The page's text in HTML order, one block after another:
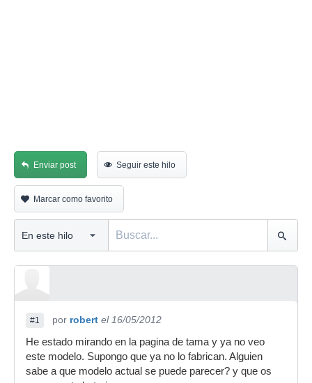
Enviar post Seguir este hilo
Marcar como favorito
#1 por robert el 16/05/2012
He estado mirando en la pagina de tama y ya no veo
este modelo. Supongo que ya no lo fabrican. Alguien
sabe a que modelo actual se puede parecer? y que os